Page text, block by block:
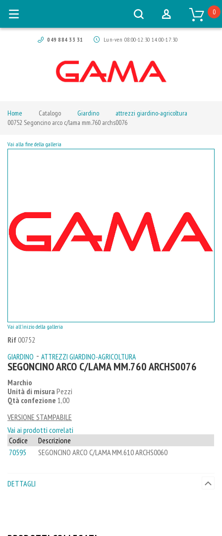
049 884 33 31 Lun-ven 08:00-12:30 14:00-17:30
0
Home Catalogo Giardino
attrezzi giardino-agricoltura
00752 Segoncino arco c/lama mm.760 archs0076
Rif00752
GIARDINO - ATTREZZI GIARDINO-AGRICOLTURA
SEGONCINO ARCO C/LAMA MM.760 ARCHS0076
Marchio
Unità di misura Pezzi
Qtà confezione 1,00
VERSIONE STAMPABILE
Vai ai prodotti correlati
Codice
Descrizione
70595
SEGONCINO ARCO C/LAMA MM.610 ARCHS0060
Vai alla fine della galleria
Vai all'inizio della galleria
DETTAGLI